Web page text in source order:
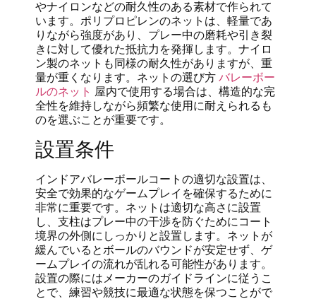
やナイロンなどの耐久性のある素材で作られて
います。ポリプロピレンのネットは、軽量であ
りながら強度があり、プレー中の磨耗や引き裂
きに対して優れた抵抗力を発揮します。ナイロ
ン製のネットも同様の耐久性がありますが、重
量が重くなります。ネットの選び方 バレーボー
ルのネット 屋内で使用する場合は、構造的な完
全性を維持しながら頻繁な使用に耐えられるも
のを選ぶことが重要です。
設置条件
インドアバレーボールコートの適切な設置は、
安全で効果的なゲームプレイを確保するために
非常に重要です。ネットは適切な高さに設置
し、支柱はプレー中の干渉を防ぐためにコート
境界の外側にしっかりと設置します。ネットが
緩んでいるとボールのバウンドが安定せず、ゲ
ームプレイの流れが乱れる可能性があります。
設置の際にはメーカーのガイドラインに従うこ
とで、練習や競技に最適な状態を保つことがで